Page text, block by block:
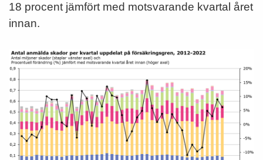
18 procent jämfört med motsvarande kvartal året
innan.